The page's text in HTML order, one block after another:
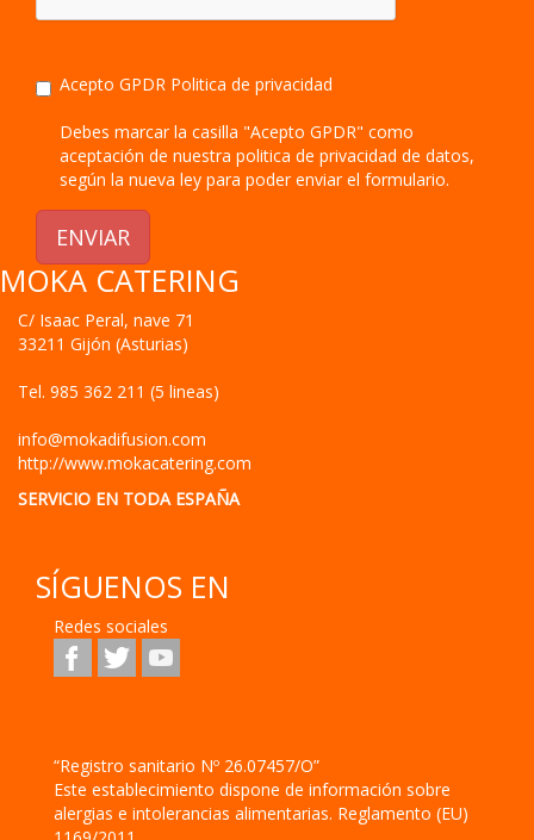
Acepto GPDR Politica de privacidad
Debes marcar la casilla "Acepto GPDR" como
aceptación de nuestra politica de privacidad de datos,
según la nueva ley para poder enviar el formulario.
ENVIAR
MOKA CATERING
C/ Isaac Peral, nave 71
33211 Gijón (Asturias)
Tel. 985 362 211 (5 lineas)
info@mokadifusion.com
http://www.mokacatering.com
SERVICIO EN TODA ESPAÑA
SÍGUENOS EN
Redes sociales
“Registro sanitario Nº 26.07457/O”
Este establecimiento dispone de información sobre
alergias e intolerancias alimentarias. Reglamento (EU)